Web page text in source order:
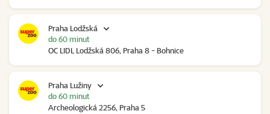
Praha Lodžská
OC LIDL Lodžská 806, Praha 8 - Bohnice
do 60 minut
Praha Lužiny
Archeologická 2256, Praha 5
do 60 minut